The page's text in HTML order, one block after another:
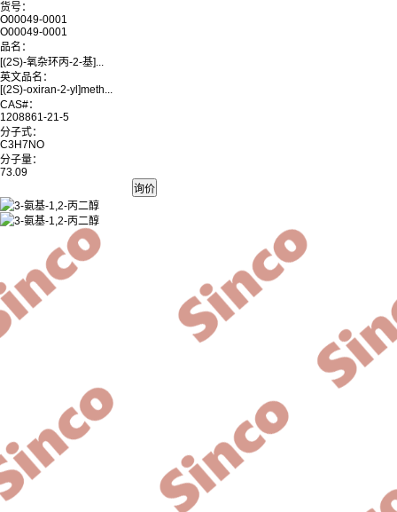
货号：
O00049-0001
O00049-0001
品名：
[(2S)-氧杂环丙-2-基]...
英文品名：
[(2S)-oxiran-2-yl]meth...
CAS#：
1208861-21-5
分子式：
C3H7NO
分子量：
73.09